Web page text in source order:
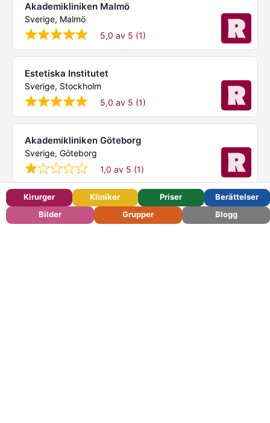
Akademikliniken Malmö
Sverige, Malmö
5,0 av 5 (1)
Estetiska Institutet
Sverige, Stockholm
5,0 av 5 (1)
Akademikliniken Göteborg
Sverige, Göteborg
1,0 av 5 (1)
Kirurger Kliniker Priser
Berättelser
Bilder
Grupper Blogg